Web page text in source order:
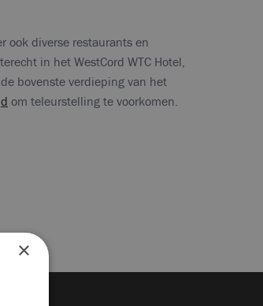
ook diverse restaurants en
in het WestCord WTC Hotel,
bovenste verdieping van het
om teleurstelling te voorkomen.
×